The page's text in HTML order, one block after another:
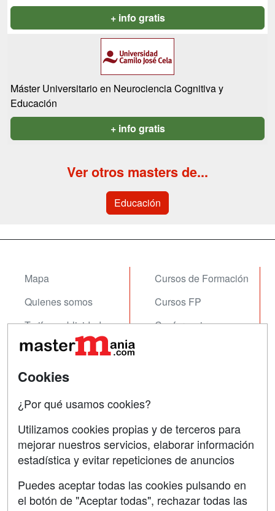
+ info gratis
Máster Universitario en Neurociencia Cognitiva y
Educación
+ info gratis
Ver otros masters de...
Educación
Mapa
Quienes somos
Tarifas publicidad
Acceso Usuarios
Acceso Centros
Cursos de Formación
Cursos FP
Conferencias
Contactar
Confidencialidad
Aviso legal
Copyleft
Cookies
¿Por qué usamos cookies?
Utilizamos cookies propias y de terceros para
mejorar nuestros servicios, elaborar información
estadística y evitar repeticiones de anuncios
Puedes aceptar todas las cookies pulsando en
el botón de "Aceptar todas", rechazar todas las